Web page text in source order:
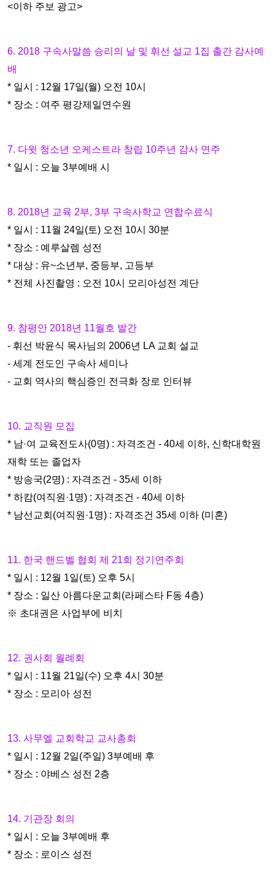
<이하 주보 광고>
6. 2018 구속사말씀 승리의 날 및 휘선 설교 1집 출간 감사예
배
* 일시 : 12월 17일(월) 오전 10시
* 장소 : 여주 평강제일연수원
7. 다윗 청소년 오케스트라 창립 10주년 감사 연주
* 일시 : 오늘 3부예배 시
8. 2018년 교육 2부, 3부 구속사학교 연합수료식
* 일시 : 11월 24일(토) 오전 10시 30분
* 장소 : 예루살렘 성전
* 대상 : 유~소년부, 중등부, 고등부
* 전체 사진촬영 : 오전 10시 모리아성전 계단
9. 참평안 2018년 11월호 발간
- 휘선 박윤식 목사님의 2006년 LA 교회 설교
- 세계 전도인 구속사 세미나
- 교회 역사의 핵심증인 전극화 장로 인터뷰
10. 교직원 모집
* 남·여 교육전도사(0명) : 자격조건 - 40세 이하, 신학대학원
재학 또는 졸업자
* 방송국(2명) : 자격조건 - 35세 이하
* 하캄(여직원·1명) : 자격조건 - 40세 이하
* 남선교회(여직원·1명) : 자격조건 35세 이하 (미혼)
11. 한국 핸드벨 협회 제 21회 정기연주회
* 일시 : 12월 1일(토) 오후 5시
* 장소 : 일산 아름다운교회(라페스타 F동 4층)
※ 초대권은 사업부에 비치
12. 권사회 월례회
* 일시 : 11월 21일(수) 오후 4시 30분
* 장소 : 모리아 성전
13. 사무엘 교회학교 교사총회
* 일시 : 12월 2일(주일) 3부예배 후
* 장소 : 야베스 성전 2층
14. 기관장 회의
* 일시 : 오늘 3부예배 후
* 장소 : 로이스 성전